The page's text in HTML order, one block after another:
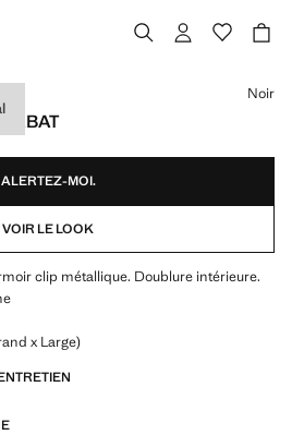
Noir
ALERTEZ-MOI.
VOIR LE LOOK
clip métallique. Doublure intérieure.
x Large)